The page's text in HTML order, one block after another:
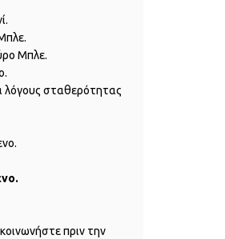
Μπλε.
λόγους σταθερότητας
πριν την